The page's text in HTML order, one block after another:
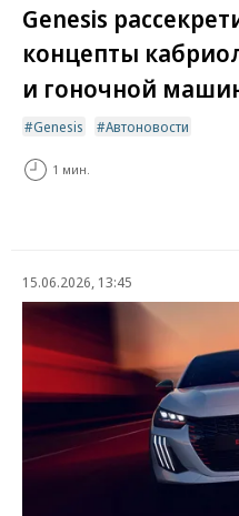
Genesis
концепты
и гоночной
Genesis Автоновости
1 мин.
15.06.2026, 13:45